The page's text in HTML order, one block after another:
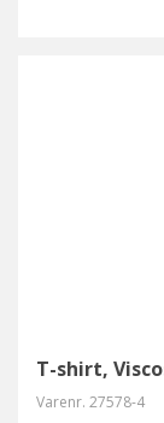
T-shirt,
Varenr. 27578-4